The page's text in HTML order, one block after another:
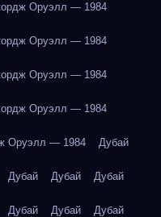
Оруэлл — 1984
Оруэлл — 1984
Оруэлл — 1984
Оруэлл — 1984
Оруэлл — 1984 Дубай
Дубай Дубай Дубай
Дубай Дубай Дубай